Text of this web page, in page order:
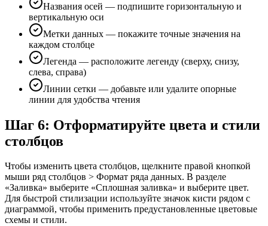
Названия осей — подпишите горизонтальную и
вертикальную оси
Метки данных — покажите точные значения на
каждом столбце
Легенда — расположите легенду (сверху, снизу,
слева, справа)
Линии сетки — добавьте или удалите опорные
линии для удобства чтения
Шаг 6: Отформатируйте цвета и стили
столбцов
Чтобы изменить цвета столбцов, щелкните правой кнопкой
мыши ряд столбцов > Формат ряда данных. В разделе
«Заливка» выберите «Сплошная заливка» и выберите цвет.
Для быстрой стилизации используйте значок кисти рядом с
диаграммой, чтобы применить предустановленные цветовые
схемы и стили.